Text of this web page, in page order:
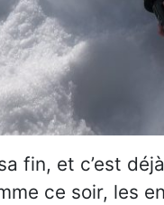
fin, et c’est
ce soir, les